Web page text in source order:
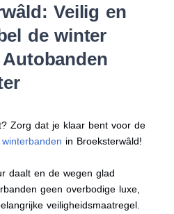
Veilig en
de winter
Zorg dat je klaar bent voor de
in Broeksterwâld!
daalt en de wegen glad
geen overbodige luxe,
veiligheidsmaatregel.